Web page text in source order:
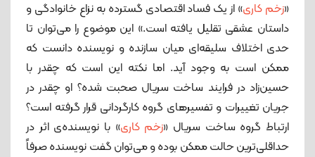
«زخم کاری» از یک فساد اقتصادی گسترده به نزاع خانوادگی و
داستان عشقی تقلیل یافته است.» این موضوع را می‌توان تا
حدی اختلاف سلیقه‌ای میان سازنده و نویسنده دانست که
ممکن است به ‌وجود آید. اما نکته این است که چقدر با
حسین‌زاد در فرایند ساخت سریال صحبت شده؟ او چقدر در
جریان تغییرات و تفسیرهای گروه کارگردانی قرار گرفته است؟
ارتباط گروه ساخت سریال «زخم کاری» با نویسنده‌ی اثر در
حداقلی‌ترین حالت ممکن بوده و می‌توان گفت نویسنده صرفاً